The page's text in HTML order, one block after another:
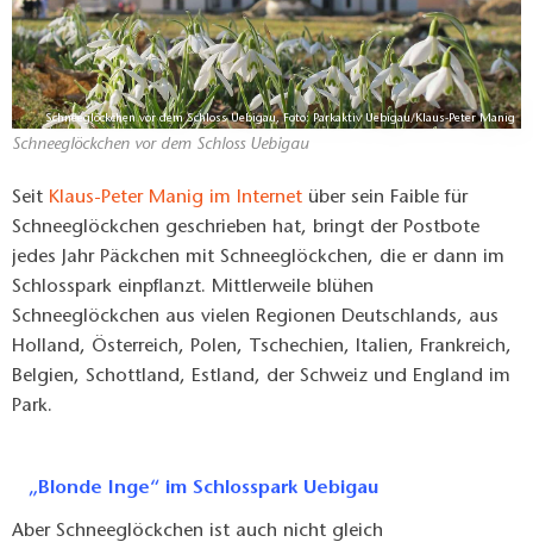
Schneeglöckchen vor dem Schloss Uebigau, Foto: Parkaktiv Uebigau/Klaus-Peter Manig
Schneeglöckchen vor dem Schloss Uebigau
Seit Klaus-Peter Manig im Internet über sein Faible für
Schneeglöckchen geschrieben hat, bringt der Postbote
jedes Jahr Päckchen mit Schneeglöckchen, die er dann im
Schlosspark einpflanzt. Mittlerweile blühen
Schneeglöckchen aus vielen Regionen Deutschlands, aus
Holland, Österreich, Polen, Tschechien, Italien, Frankreich,
Belgien, Schottland, Estland, der Schweiz und England im
Park.
„Blonde Inge“ im Schlosspark Uebigau
Aber Schneeglöckchen ist auch nicht gleich